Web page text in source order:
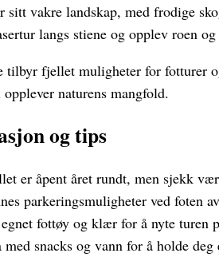
vakre landskap, med frodige
langs stiene og opplev roen
tilbyr fjellet muligheter for fotturer
naturens mangfold.
og tips
er åpent året rundt, men sjekk
parkeringsmuligheter ved foten
fottøy og klær for å nyte turen
med snacks og vann for å holde